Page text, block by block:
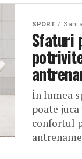
SPORT 3 ani
Sfaturi
În lumea
poate
confortul